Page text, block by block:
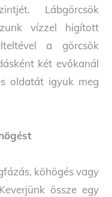
Lábgörcsök
vízzel higított
a görcsök
két evőkanál
oldatát igyuk meg
köhögés vagy
össze egy